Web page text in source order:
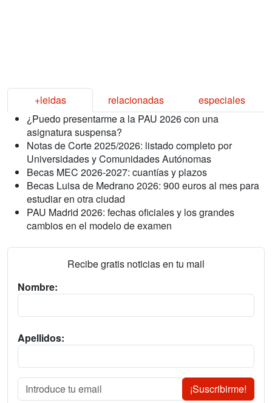
+leidas relacionadas
especiales
¿Puedo presentarme a la PAU 2026 con una
asignatura suspensa?
Notas de Corte 2025/2026: listado completo por
Universidades y Comunidades Autónomas
Becas MEC 2026-2027: cuantías y plazos
Becas Luisa de Medrano 2026: 900 euros al mes para
estudiar en otra ciudad
PAU Madrid 2026: fechas oficiales y los grandes
cambios en el modelo de examen
Recibe gratis noticias en tu mail
Nombre:
Apellidos:
¡Suscribirme!